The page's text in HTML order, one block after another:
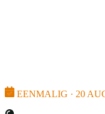
EENMALIG · 20